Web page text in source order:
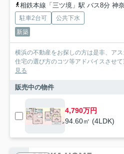
相鉄本線「三ツ境」駅 バス8分 神奈川中
駐車2台可
公共下水
新築
横浜の不動産をお探しの方は是非、ア
住宅の選び方のコツ等アドバイスさせ
見る
販売中の物件
4,790万円
94.60㎡ (4LDK)